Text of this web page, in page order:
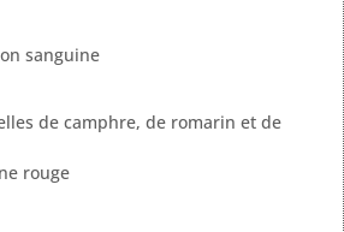
sanguine
de camphre, de romarin et de
rouge